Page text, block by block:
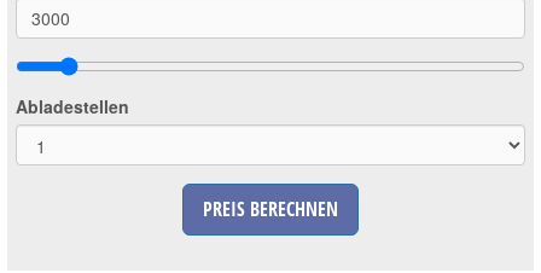
Abladestellen
PREIS BERECHNEN